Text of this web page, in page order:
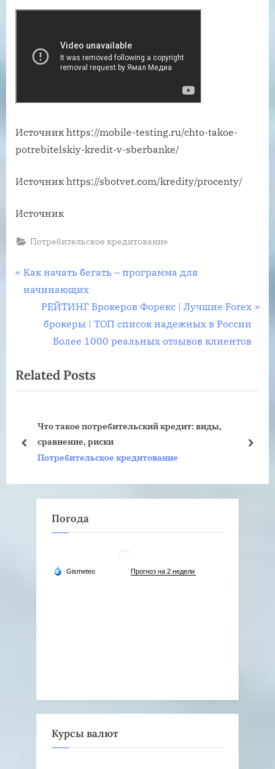
Источник https://mobile-testing.ru/chto-takoe-
potrebitelskiy-kredit-v-sberbanke/
Источник https://sbotvet.com/kredity/procenty/
Источник
Потребительское кредитование
Навигация
записям
P
r
u
s
s
Как начать бегать – программа для
начинающих
N
e
P
o
t
:
РЕЙТИНГ Брокеров Форекс | Лучшие Forex
брокеры | ТОП список надежных в России
Более 1000 реальных отзывов клиентов
Related Posts
Какие банки дают кредит с плохой кредитной
историей
Потребительское кредитование
prev next
Погода
Курсы валют